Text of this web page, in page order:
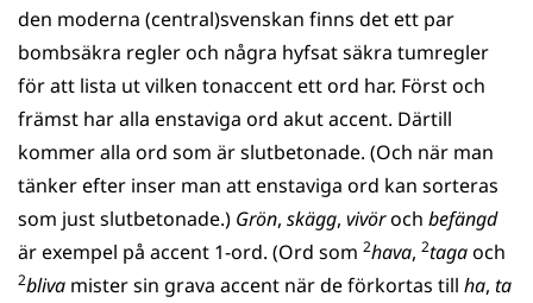
den moderna (central)svenskan finns det ett par
bombsäkra regler och några hyfsat säkra tumregler
för att lista ut vilken tonaccent ett ord har. Först och
främst har alla enstaviga ord akut accent. Därtill
kommer alla ord som är slutbetonade. (Och när man
tänker efter inser man att enstaviga ord kan sorteras
som just slutbetonade.) Grön, skägg, vivöroch befängd
är exempel på accent 1-ord. (Ord som 2hava, 2tagaoch
2bliva mister sin grava accent när de förkortas till ha, ta